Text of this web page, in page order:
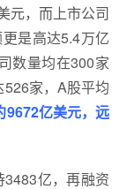
元，而上市公司
是高达5.4万亿
数量均在300家
家，A股平均
9672亿美元，远
亿，再融资